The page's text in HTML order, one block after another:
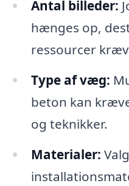
Antal billeder:
hænges op,
ressourcer
Type af væg:
beton kan
og teknikker.
Materialer: